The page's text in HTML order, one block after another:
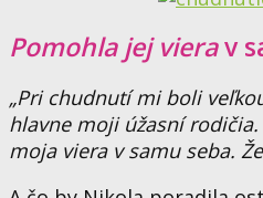
Pomohla jej vierav
„Pri chudnutími boli
hlavne moji úžasní
moja viera v samu seba.